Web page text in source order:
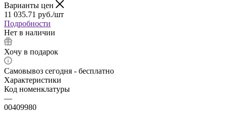
Варианты цен
11 035.71 руб./шт
Подробности
Нет в наличии
Хочу в подарок
Самовывоз сегодня - бесплатно
Характеристики
Код номенклатуры
—
00409980